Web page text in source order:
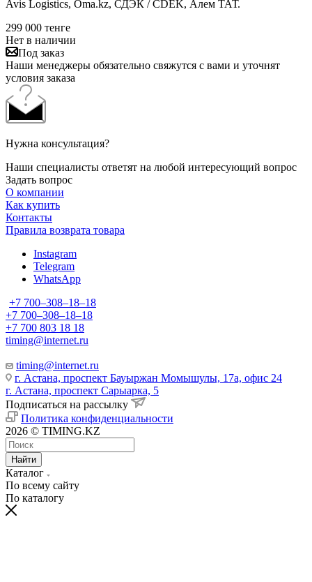
Avis Logistics, Oma.kz, СДЭК / CDEK, Алем ТАТ.
299 000 тенге
Нет в наличии
Под заказ
Наши менеджеры обязательно свяжутся с вами и уточнят
условия заказа
Нужна консультация?
Наши специалисты ответят на любой интересующий вопрос
Задать вопрос
О компании
Как купить
Контакты
Правила возврата товара
Instagram
Telegram
WhatsApp
+7 700‒308‒18‒18
+7 700‒308‒18‒18
+7 700 803 18 18
timing@internet.ru
timing@internet.ru
г. Астана, проспект Бауыржан Момышулы, 17а, офис 24
г. Астана, проспект Сарыарка, 5
Подписаться на рассылку
Политика конфиденциальности
2026 © TIMING.KZ
Найти
Каталог
По всему сайту
По каталогу